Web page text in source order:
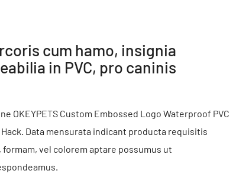
cum hamo, insignia
in PVC, pro caninis
Custom Embossed Logo Waterproof PVC
Data mensurata indicant producta requisitis
vel colorem aptare possumus ut